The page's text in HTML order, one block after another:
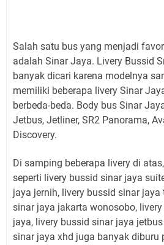
Salah satu bus yang menjadi
adalah Sinar Jaya. Livery Bussid
banyak dicari karena modelnya
memiliki beberapa livery Sinar
berbeda-beda. Body bus Sinar
Jetbus, Jetliner, SR2 Panorama,
Discovery.
Di samping beberapa livery di
seperti livery bussid sinar jaya
jaya jernih, livery bussid sinar
sinar jaya jakarta wonosobo,
jaya, livery bussid sinar jaya
sinar jaya xhd juga banyak diburu